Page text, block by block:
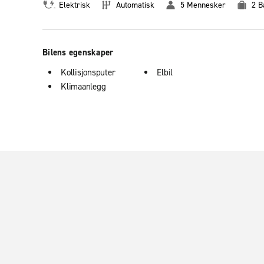
Elektrisk Automatisk 5 Mennesker 2
Bilens egenskaper
Kollisjonsputer
Klimaanlegg
Elbil